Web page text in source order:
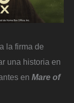
la firma de
una historia en
en Mare of